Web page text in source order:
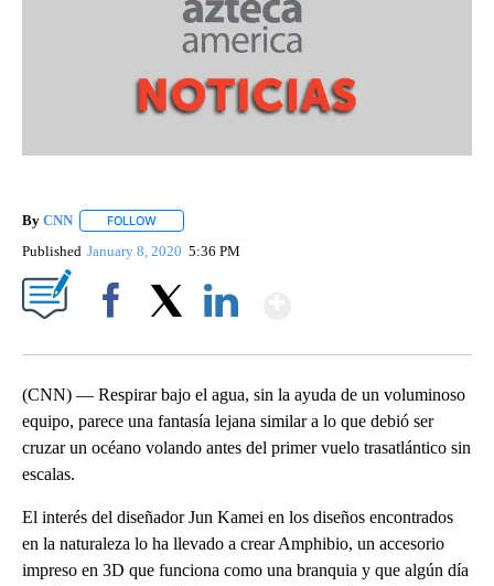
By CNN FOLLOW
Published January 8, 2020 5:36 PM
(CNN) — Respirar bajo el agua, sin la ayuda de un voluminoso
equipo, parece una fantasía lejana similar a lo que debió ser
cruzar un océano volando antes del primer vuelo trasatlántico sin
escalas.
El interés del diseñador Jun Kamei en los diseños encontrados
en la naturaleza lo ha llevado a crear Amphibio, un accesorio
impreso en 3D que funciona como una branquia y que algún día